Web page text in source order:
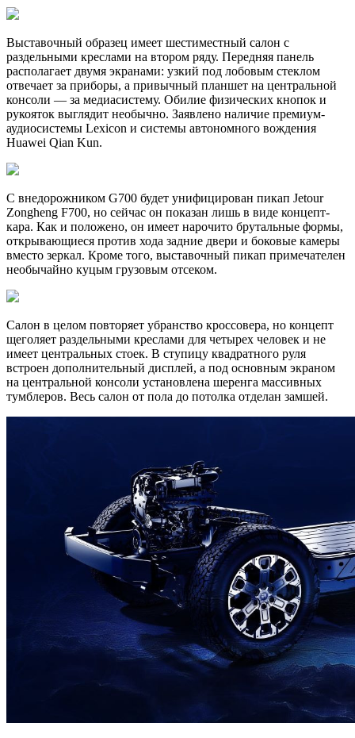
Выставочный образец имеет шестиместный салон с
раздельными креслами на втором ряду. Передняя панель
располагает двумя экранами: узкий под лобовым стеклом
отвечает за приборы, а привычный планшет на центральной
консоли — за медиасистему. Обилие физических кнопок и
рукояток выглядит необычно. Заявлено наличие премиум-
аудиосистемы Lexicon и системы автономного вождения
Huawei Qian Kun.
С внедорожником G700 будет унифицирован пикап Jetour
Zongheng F700, но сейчас он показан лишь в виде концепт-
кара. Как и положено, он имеет нарочито брутальные формы,
открывающиеся против хода задние двери и боковые камеры
вместо зеркал. Кроме того, выставочный пикап примечателен
необычайно куцым грузовым отсеком.
Салон в целом повторяет убранство кроссовера, но концепт
щеголяет раздельными креслами для четырех человек и не
имеет центральных стоек. В ступицу квадратного руля
встроен дополнительный дисплей, а под основным экраном
на центральной консоли установлена шеренга массивных
тумблеров. Весь салон от пола до потолка отделан замшей.